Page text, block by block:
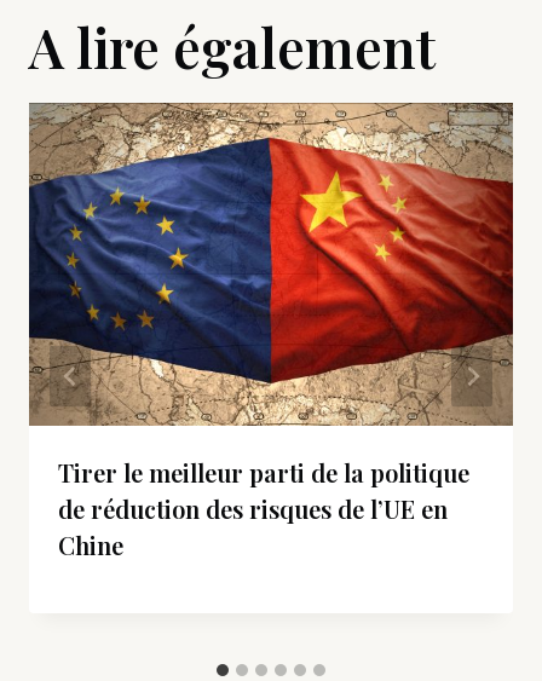
A lire également
Tirer le meilleur parti de la politique
de réduction des risques de l’UE en
Chine